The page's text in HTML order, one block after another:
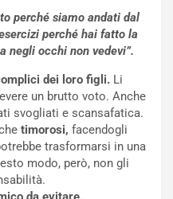
perché siamo andati dal
perché hai fatto la
negli occhi non vedevi”.
dei loro figli. Li
un brutto voto. Anche
svogliati e scansafatica.
timorosi, facendogli
trasformarsi in una
modo, però, non gli